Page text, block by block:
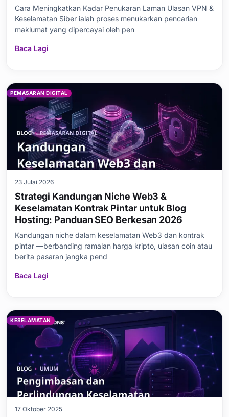
Cara Meningkatkan Kadar Penukaran Laman Ulasan VPN &
Keselamatan Siber ialah proses menukarkan pencarian
maklumat yang dipercayai oleh pen
Baca Lagi
PEMASARAN DIGITAL
23 Julai 2026
Strategi Kandungan Niche Web3 &
Keselamatan Kontrak Pintar untuk Blog
Hosting: Panduan SEO Berkesan 2026
Kandungan niche dalam keselamatan Web3 dan kontrak
pintar —berbanding ramalan harga kripto, ulasan coin atau
berita pasaran jangka pend
Baca Lagi
KESELAMATAN
17 Oktober 2025